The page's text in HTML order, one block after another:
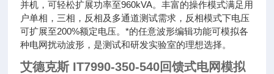
并机，可轻松扩展功率至960kVA。丰富的操作模式满足用
户单相，三相，反相及多通道测试需求，反相模式下电压
可扩展至200%额定电压。*的任意波形编辑功能可模拟各
种电网扰动波形，是测试和研发实验室的理想选择。
艾德克斯 IT7990-350-540回馈式电网模拟